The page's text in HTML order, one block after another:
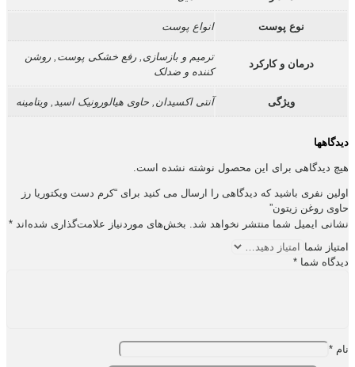
نوع پوست انواع پوست
درمان و کارکرد
ترمیم و بازسازی, رفع خشکی پوست, روشن
کننده و ضدلک
ویژگی آنتی اکسیدان, حاوی هیالورونیک اسید, ویتامینه
دیدگاهها
هیچ دیدگاهی برای این محصول نوشته نشده است.
اولین نفری باشید که دیدگاهی را ارسال می کنید برای “کرم دست ویکتوریا رز
حاوی روغن زیتون”
نشانی ایمیل شما منتشر نخواهد شد. بخش‌های موردنیاز علامت‌گذاری شده‌اند *
امتیاز شما
دیدگاه شما *
نام *